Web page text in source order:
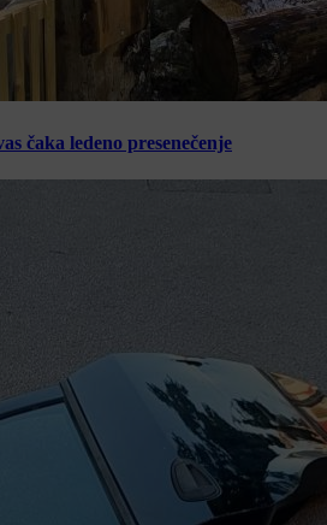
čaka ledeno presenečenje